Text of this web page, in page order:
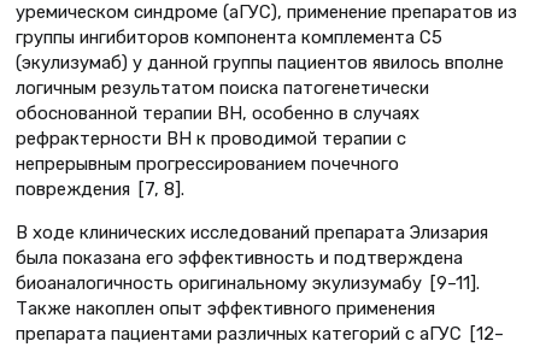
уремическом синдроме (аГУС), применение препаратов из
группы ингибиторов компонента комплемента С5
(экулизумаб) у данной группы пациентов явилось вполне
логичным результатом поиска патогенетически
обоснованной терапии ВН, особенно в случаях
рефрактерности ВН к проводимой терапии с
непрерывным прогрессированием почечного
повреждения [7, 8].
В ходе клинических исследований препарата Элизария
была показана его эффективность и подтверждена
биоаналогичность оригинальному экулизумабу [9–11].
Также накоплен опыт эффективного применения
препарата пациентами различных категорий с аГУС [12–